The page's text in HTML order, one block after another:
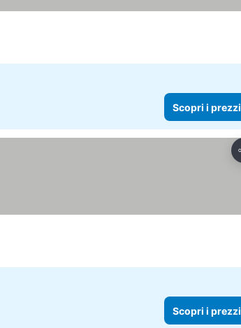
Scopri i prezzi
Scopri i prezzi